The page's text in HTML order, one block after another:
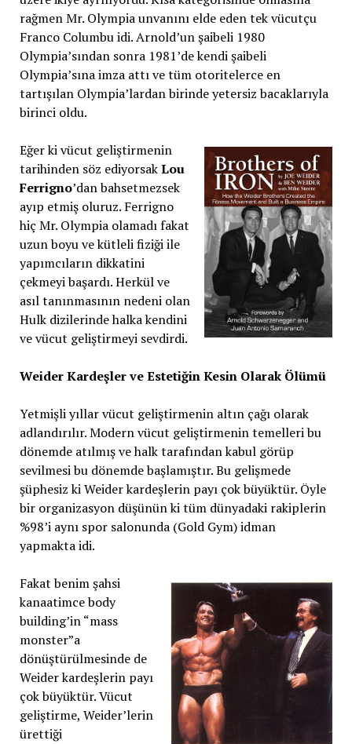
rağmen Mr. Olympia unvanını elde eden tek vücutçu
Franco Columbu idi. Arnold’un şaibeli 1980
Olympia’sından sonra 1981’de kendi şaibeli
Olympia’sına imza attı ve tüm otoritelerce en
tartışılan Olympia’lardan birinde yetersiz bacaklarıyla
birinci oldu.
Eğer ki vücut geliştirmenin
tarihinden söz ediyorsakLou
Ferrigno’dan bahsetmezsek
ayıp etmiş oluruz. Ferrigno
hiç Mr. Olympia olamadı fakat
uzun boyu ve kütleli fiziği ile
yapımcıların dikkatini
çekmeyi başardı. Herkül ve
asıl tanınmasının nedeni olan
Hulk dizilerinde halka kendini
ve vücut geliştirmeyi sevdirdi.
Weider Kardeşler ve Estetiğin Kesin Olarak Ölümü
Yetmişli yıllar vücut geliştirmenin altın çağı olarak
adlandırılır. Modern vücut geliştirmenin temelleri bu
dönemde atılmış ve halk tarafından kabul görüp
sevilmesi bu dönemde başlamıştır. Bu gelişmede
şüphesiz ki Weider kardeşlerin payı çok büyüktür. Öyle
bir organizasyon düşünün ki tüm dünyadaki rakiplerin
%98’i aynı spor salonunda (Gold Gym) idman
yapmakta idi.
Fakat benim şahsi
kanaatimce body
building’in “mass
monster”a
dönüştürülmesinde de
Weider kardeşlerin payı
çok büyüktür. Vücut
geliştirme, Weider’lerin
ürettiği